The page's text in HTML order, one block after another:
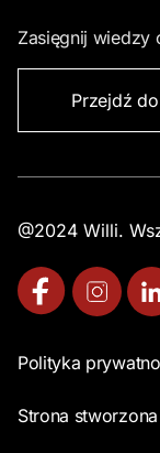
Zasięgnij wiedzy
Przejdź
@2024 Willi.
Polityka
Strona